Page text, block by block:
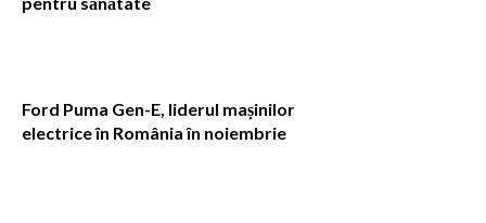
Ford Puma Gen-E, liderul mașinilor
electrice în România în noiembrie